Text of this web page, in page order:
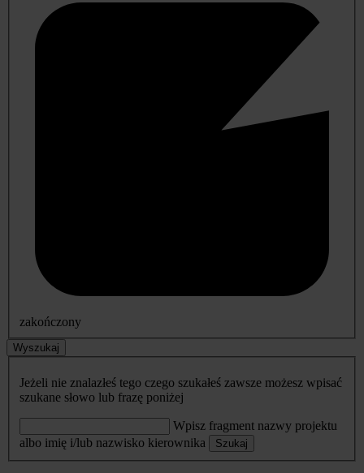
zakończony
Wyszukaj
Jeżeli nie znalazłeś tego czego szukałeś zawsze możesz wpisać
szukane słowo lub frazę poniżej
Wpisz fragment nazwy projektu
albo imię i/lub nazwisko kierownika
Szukaj